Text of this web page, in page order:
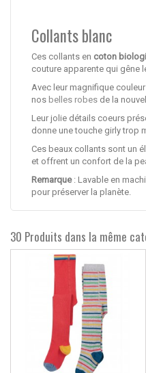
Collants blanc
Ces collants en coton
couture apparente qui gêne
Avec leur magnifique
nos belles robes de la
Leur jolie détails coeurs
donne une touche girly trop
Ces beaux collants sont un
et offrent un confort de la
Remarque: Lavable en
pour préserver la planète.
30 Produits dans la même